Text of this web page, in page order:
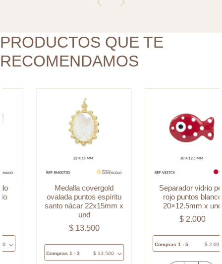
22x15mm
x
und
und
PRODUCTOS QUE TE
RECOMENDAMOS
Medalla covergold
ovalada puntos espíritu
santo nácar 22x15mm x
13.500
Compras 1 - 2 $13.500
Separador vidrio pez
rojo puntos blanco
20×12.5mm x und
2.000
Compras 1 - 5 $2.000